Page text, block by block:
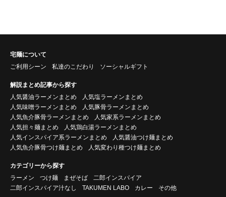
宅麺について
ご利用シーン
私達のこだわり ソーシャルギフト
解説まとめ記事から探す
人気醤油ラーメンまとめ
人気塩ラーメンまとめ
人気味噌ラーメンまとめ
人気豚骨ラーメンまとめ
人気魚介豚骨ラーメンまとめ
人気家系ラーメンまとめ
人気担々麺まとめ
人気鶏白湯ラーメンまとめ
人気インスパイア系ラーメンまとめ
人気醤油つけ麺まとめ
人気魚介豚骨つけ麺まとめ
人気変わり種つけ麺まとめ
カテゴリーから探す
ラーメン
つけ麺 まぜそば
二郎インスパイア
二郎インスパイア汁なし
TAKUMEN LABO カレー その他